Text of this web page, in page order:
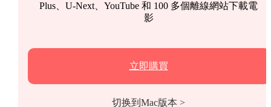
Plus、U-Next、YouTube 和 100 多個離線網站下載電
影
立即購買
切换到Mac版本 >